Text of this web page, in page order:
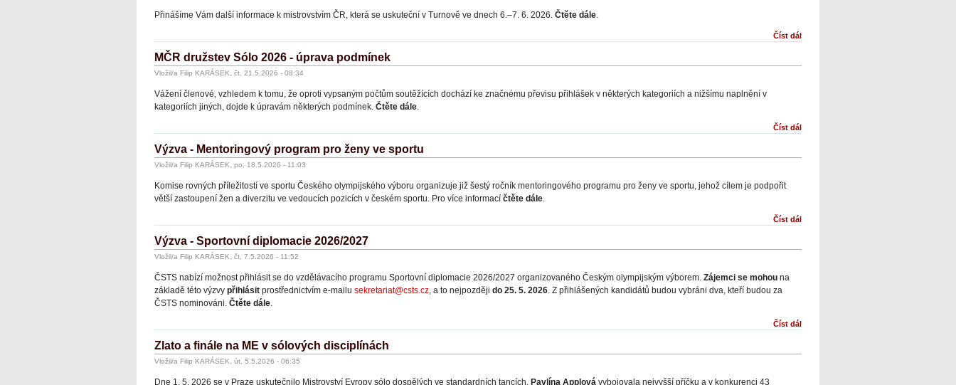
Přinášíme Vám další informace k mistrovstvím ČR, která se uskuteční v Turnově ve dnech 6.–7. 6. 2026. Čtěte dále.
Číst dál
MČR družstev Sólo 2026 - úprava podmínek
Vložil/a Filip KARÁSEK, čt, 21.5.2026 - 08:34
Vážení členové, vzhledem k tomu, že oproti vypsaným počtům soutěžících dochází ke značnému převisu přihlášek v některých kategoriích a nižšímu naplnění v
kategoriích jiných, dojde k úpravám některých podmínek. Čtěte dále.
Číst dál
Výzva - Mentoringový program pro ženy ve sportu
Vložil/a Filip KARÁSEK, po, 18.5.2026 - 11:03
Komise rovných příležitostí ve sportu Českého olympijského výboru organizuje již šestý ročník mentoringového programu pro ženy ve sportu, jehož cílem je podpořit
větší zastoupení žen a diverzitu ve vedoucích pozicích v českém sportu. Pro více informací čtěte dále.
Číst dál
Výzva - Sportovní diplomacie 2026/2027
Vložil/a Filip KARÁSEK, čt, 7.5.2026 - 11:52
ČSTS nabízí možnost přihlásit se do vzdělávacího programu Sportovní diplomacie 2026/2027 organizovaného Českým olympijským výborem. Zájemci se mohou na
základě této výzvy přihlásit prostřednictvím e-mailu sekretariat@csts.cz, a to nejpozději do 25. 5. 2026. Z přihlášených kandidátů budou vybráni dva, kteří budou za
ČSTS nominováni. Čtěte dále.
Číst dál
Zlato a finále na ME v sólových disciplínách
Vložil/a Filip KARÁSEK, út, 5.5.2026 - 06:35
Dne 1. 5. 2026 se v Praze uskutečnilo Mistrovství Evropy sólo dospělých ve standardních tancích. Pavlína Applová vybojovala nejvyšší příčku a v konkurenci 43